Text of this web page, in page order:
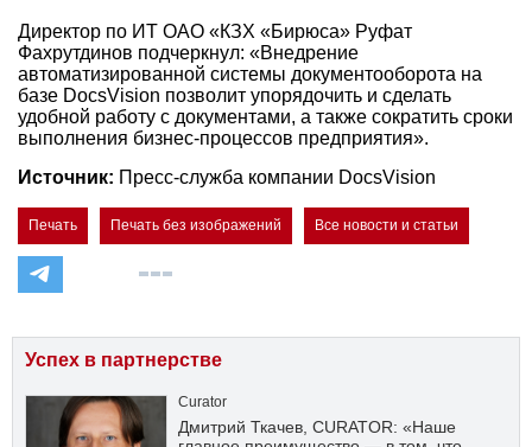
Директор по ИТ ОАО «КЗХ «Бирюса» Руфат
Фахрутдинов подчеркнул: «Внедрение
автоматизированной системы документооборота на
базе DocsVision позволит упорядочить и сделать
удобной работу с документами, а также сократить сроки
выполнения бизнес-процессов предприятия».
Источник: Пресс-служба компании DocsVision
Печать Печать без изображений Все новости и статьи
Успех в партнерстве
Curator
Дмитрий Ткачев, CURATOR: «Наше